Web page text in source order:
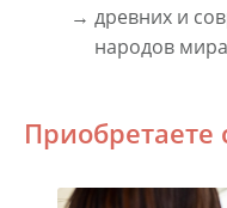
народов мира
→ древних и
Приобретаете